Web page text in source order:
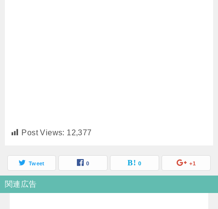
Post Views: 12,377
Tweet 0 0 +1
関連広告